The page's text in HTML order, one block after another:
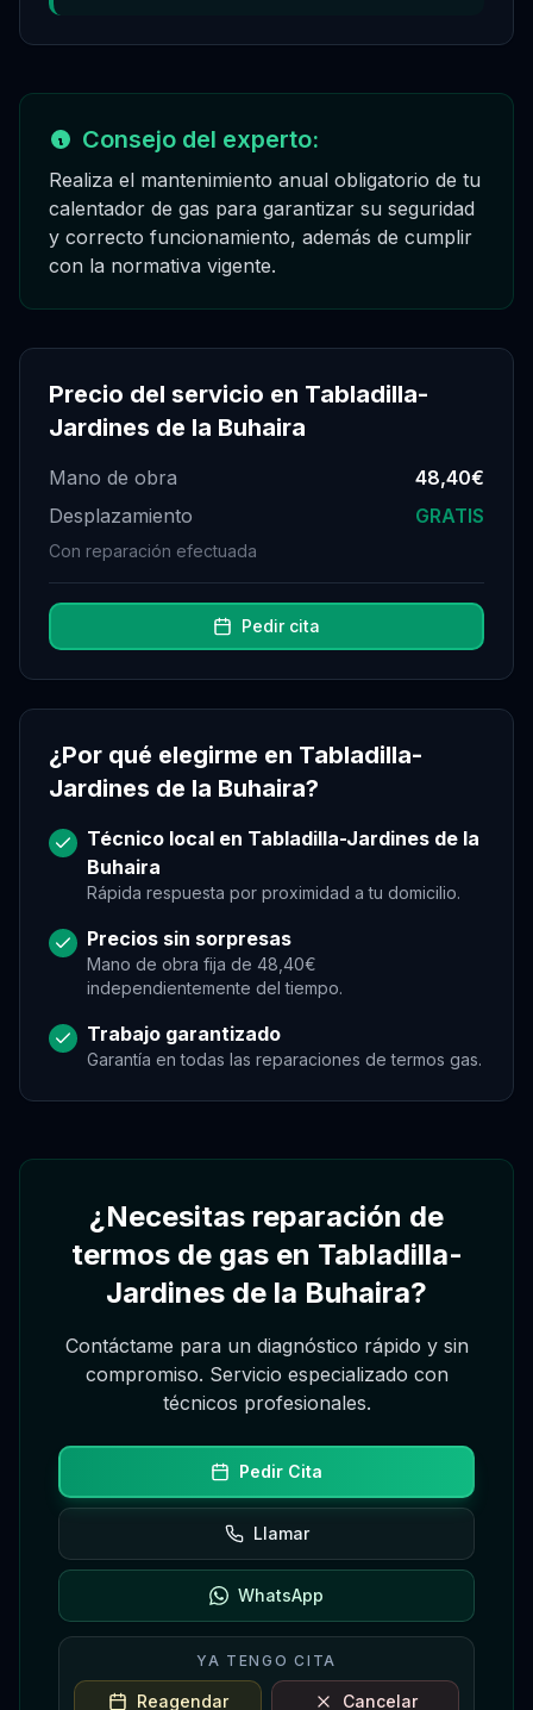
Consejo del experto:
Realiza el mantenimiento anual obligatorio de tu
calentador de gas para garantizar su seguridad
y correcto funcionamiento, además de cumplir
con la normativa vigente.
Precio del servicio en Tabladilla-
Jardines de la Buhaira
Mano de obra
48,40€
Desplazamiento
GRATIS
Con reparación efectuada
Pedir cita
¿Por qué elegirme en Tabladilla-
Jardines de la Buhaira?
Técnico local en Tabladilla-Jardines de la
Buhaira
Rápida respuesta por proximidad a tu domicilio.
Precios sin sorpresas
Mano de obra fija de 48,40€
independientemente del tiempo.
Trabajo garantizado
Garantía en todas las reparaciones determos gas.
¿Necesitas reparación de
termos de gas en Tabladilla-
Jardines de la Buhaira?
Contáctame para un diagnóstico rápido y sin
compromiso. Servicio especializado con
técnicos profesionales.
Pedir Cita
Llamar
WhatsApp
YA TENGO CITA
Reagendar Cancelar
Asistente Virtual
Hola, soy el asistente de Gregorio. Puedo
pedir, reagendar o cancelar citas desde este
chat, consultando la agenda real.